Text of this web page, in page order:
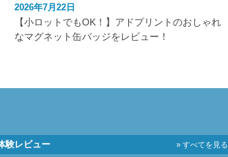
2026年7月22日
【小ロットでもOK！】アドプリントのおしゃれ
なマグネット缶バッジをレビュー！
験レビュー » すべてを見る